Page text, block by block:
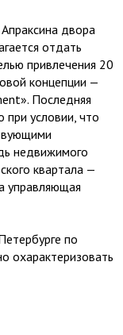
двора
отдать
привлечения 20
концепции —
Последняя
при условии, что
недвижимого
квартала —
управляющая
по
охарактеризовать